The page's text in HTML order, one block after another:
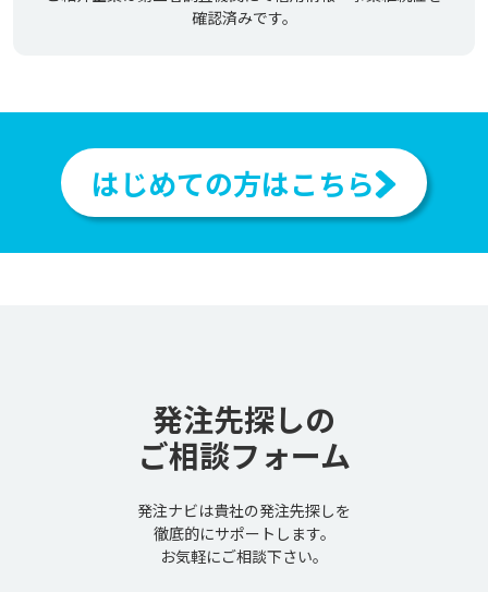
確認済みです。
はじめての方はこちら
発注先探しの
ご相談フォーム
発注ナビは貴社の発注先探しを
徹底的にサポートします。
お気軽にご相談下さい。